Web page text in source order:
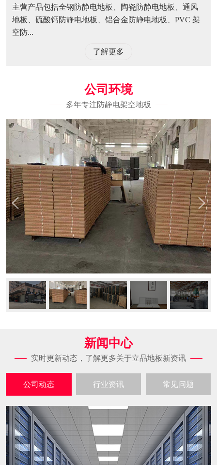
主营产品包括全钢防静电地板、陶瓷防静电地板、通风
地板、硫酸钙防静电地板、铝合金防静电地板、PVC 架
空防...
了解更多
公司环境
多年专注防静电架空地板
新闻中心
实时更新动态，了解更多关于立品地板新资讯
公司动态 行业资讯 常见问题